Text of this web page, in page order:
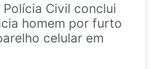
Civil conclui
homem por furto
celular em